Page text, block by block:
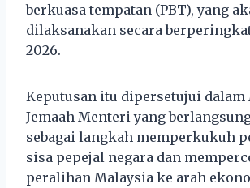
berkuasa tempatan (PBT), yang
dilaksanakan secara
2026.
Keputusan itu dipersetujui dalam
Jemaah Menteri yang
sebagai langkah memperkukuh
sisa pepejal negara dan
peralihan Malaysia ke arah